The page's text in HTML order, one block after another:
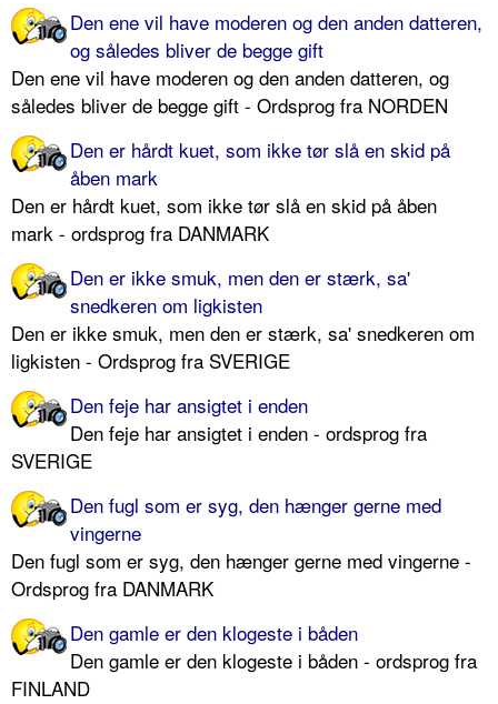
Den ene vil have moderen og den anden datteren,
og således bliver de begge gift
Den ene vil have moderen og den anden datteren, og
således bliver de begge gift - Ordsprog fra NORDEN
Den er hårdt kuet, som ikke tør slå en skid på
åben mark
Den er hårdt kuet, som ikke tør slå en skid på åben
mark - ordsprog fra DANMARK
Den er ikke smuk, men den er stærk, sa'
snedkeren om ligkisten
Den er ikke smuk, men den er stærk, sa' snedkeren om
ligkisten - Ordsprog fra SVERIGE
Den feje har ansigtet i enden
Den feje har ansigtet i enden - ordsprog fra
SVERIGE
Den fugl som er syg, den hænger gerne med
vingerne
Den fugl som er syg, den hænger gerne med vingerne -
Ordsprog fra DANMARK
Den gamle er den klogeste i båden
Den gamle er den klogeste i båden - ordsprog fra
FINLAND